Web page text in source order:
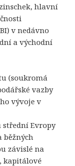
hlavní
v nedávno
a východní
(soukromá
vazby
vývoje v
střední Evropy
závislé na
kapitálové